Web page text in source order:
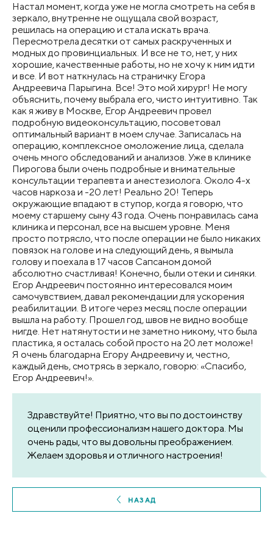
Настал момент, когда уже не могла смотреть на себя в
зеркало, внутренне не ощущала свой возраст,
решилась на операцию и стала искать врача.
Пересмотрела десятки от самых раскрученных и
модных до провинциальных. И все не то, нет, у них
хорошие, качественные работы, но не хочу к ним идти
и все. И вот наткнулась на страничку Егора
Андреевича Парыгина. Все! Это мой хирург! Не могу
объяснить, почему выбрала его, чисто интуитивно. Так
как я живу в Москве, Егор Андреевич провел
подробную видеоконсультацию, посоветовал
оптимальный вариант в моем случае. Записалась на
операцию, комплексное омоложение лица, сделала
очень много обследований и анализов​. Уже в клинике
Пирогова были очень подробные и внимательные
консультации терапевта и анестезиолога. Около 4-х
часов наркоза и -20 лет! Реально 20! Теперь
окружающие впадают в ступор, когда я говорю, что
моему старшему сыну 43 года. Очень понравилась сама
клиника и персонал, все на высшем уровне. Меня
просто потрясло, что после операции не было никаких
повязок на голове и на следующий день, я вымыла
голову и поехала в 17 часов Сапсаном домой
абсолютно счастливая! Конечно, были отеки и синяки.
Егор Андреевич постоянно интересовался моим
самочувствием, давал рекомендации для ускорения
реабилитации. В итоге через месяц после операции
вышла на работу. Прошел год, швов не видно вообще
нигде. Нет натянутости и не заметно никому, что была
пластика, я осталась собой просто на 20 лет моложе!
Я очень благодарна Егору Андреевичу и, честно,
каждый день, смотрясь в зеркало, говорю: «Спасибо,
Егор Андреевич!».
Здравствуйте! Приятно, что вы по достоинству
оценили профессионализм нашего доктора. Мы
очень рады, что вы довольны преображением.
Желаем здоровья и отличного настроения!
НАЗАД